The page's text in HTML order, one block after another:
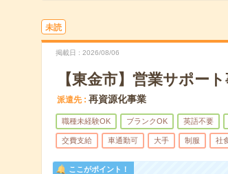
未読
掲載日 2026/08/06
【東金市】営業サポー
派遣先 再資源化事業
職種未経験OK ブランクOK 英語不要
交費支給 車通勤可 大手 制服 社
ここがポイント！